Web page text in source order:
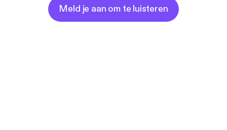
Meld je aan om te luisteren